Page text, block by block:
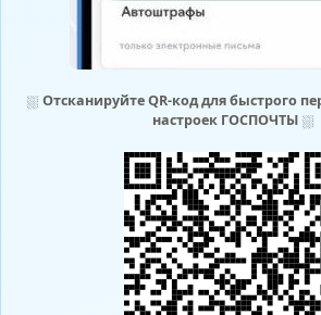
⛆ Отсканируйте QR-код для быстрого
настроек ГОСПОЧТЫ⛆